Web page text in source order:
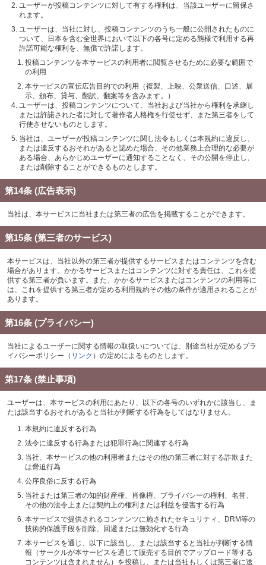
ユーザーが投稿コンテンツに対して有する権利は、当該ユーザーに留保さ
れます。
ユーザーは、当社に対し、投稿コンテンツのうち一般に公開されたものに
ついて、日本を含む全世界において以下の各号に定める態様で利用する再
許諾可能な権利を、無償で許諾します。
投稿コンテンツを本サービスの利用者に閲覧させるために必要な範囲で
の利用
本サービスの宣伝広告目的での利用（複製、上映、公衆送信、口述、展
示、頒布、貸与、翻訳、翻案等を含みます。）
ユーザーは、投稿コンテンツについて、当社および当社から権利を承継し
または許諾された者に対して著作者人格権を行使せず、また第三者をして
行使させないものとします。
当社は、ユーザーが投稿コンテンツに関し法令もしくは本規約に違反し、
または違反するおそれがあると認めた場合、その他業務上合理的な必要が
ある場合、あらかじめユーザーに通知することなく、その公開を停止し、
または削除することができるものとします。
第14条 (広告表示)
当社は、本サービスに当社または第三者の広告を掲載することができます。
第15条 (第三者のサービス)
本サービスは、当社以外の第三者が提供するサービスまたはコンテンツを含む
場合があります。かかるサービスまたはコンテンツに対する責任は、これを提
供する第三者が負います。また、かかるサービスまたはコンテンツの利用等に
は、これを提供する第三者が定める利用規約その他の条件が適用されることが
あります。
第16条 (プライバシー)
当社によるユーザーに関する情報の取扱いについては、別途当社が定めるプラ
イバシーポリシー（ リンク ）の定めによるものとします。
第17条 (禁止事項)
ユーザーは、本サービスの利用にあたり、以下の各号のいずれかに該当し、ま
たは該当するおそれがあると当社が判断する行為をしてはなりません。
本規約に違反する行為
法令に違反する行為または犯罪行為に関連する行為
当社、本サービスの他の利用者またはその他の第三者に対する詐欺また
は脅迫行為
公序良俗に反する行為
当社または第三者の知的財産権、肖像権、プライバシーの権利、名誉、
その他の法令上または契約上の権利または利益を侵害する行為
本サービスで提供されるコンテンツに施されたセキュリティ、DRM等の
技術的保護手段を削除、回避または無効化する行為
本サービスを通じ、以下に該当し、または該当すると当社が判断する情
報（サークルが本サービスを通じて販売する目的でアップロード等する
コンテンツは含まれません）を投稿し、または当社もしくは第三者に送